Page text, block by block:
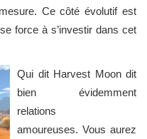
Ce côté évolutif est
force à s’investir dans cet
Qui dit Harvest Moon dit
bien évidemment
relations
amoureuses. Vous aurez